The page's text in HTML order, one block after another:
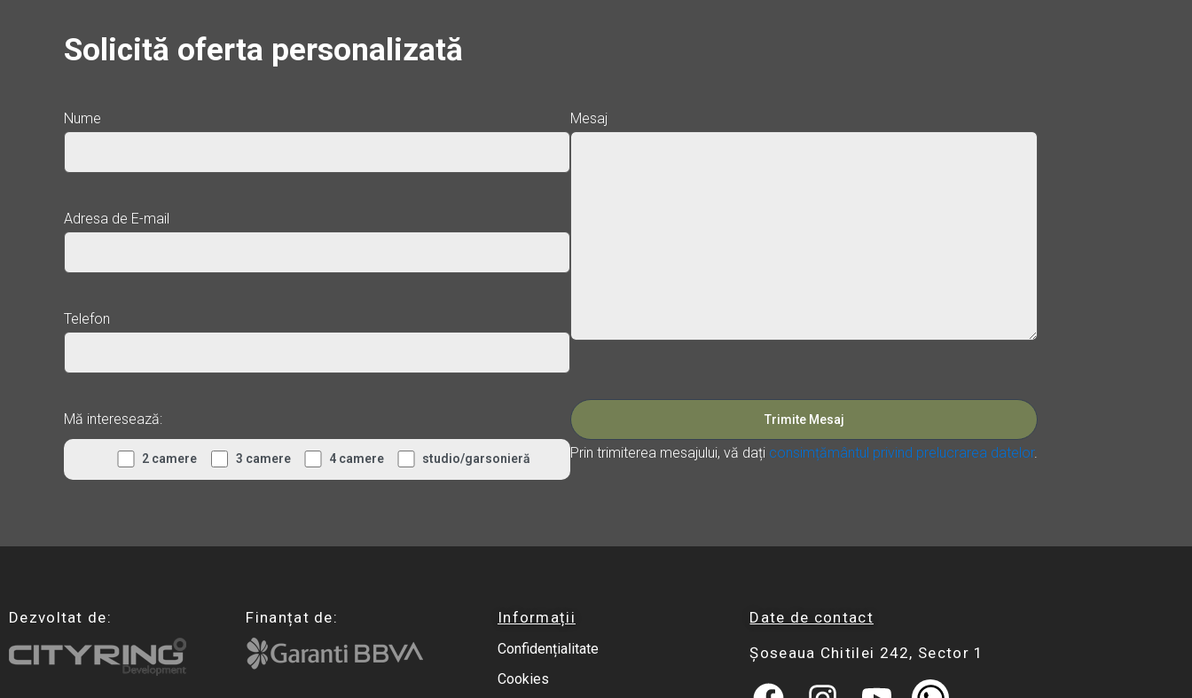
Solicită oferta personalizată
Nume
Adresa de E-mail
Telefon
Mă interesează:
2 camere 3 camere 4 camere studio/garsonieră
Mesaj
Prin trimiterea mesajului, vă dați consimțământul privind prelucrarea datelor.
Dezvoltat de: Finanțat de: Informații
Confidențialitate
Cookies
Date de contact
Șoseaua Chitilei 242, Sector 1